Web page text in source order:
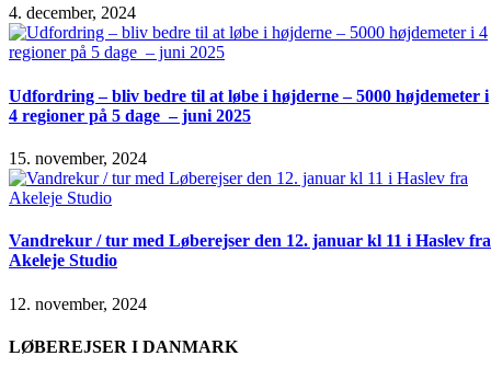
4. december, 2024
Udfordring – bliv bedre til at løbe i højderne – 5000 højdemeter i
4 regioner på 5 dage – juni 2025
15. november, 2024
Vandrekur / tur med Løberejser den 12. januar kl 11 i Haslev fra
Akeleje Studio
12. november, 2024
LØBEREJSER I DANMARK